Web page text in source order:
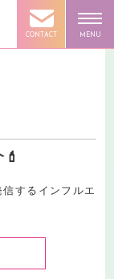
CONTACT MENU
するインフルエ